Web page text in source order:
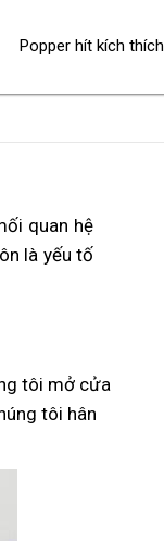
quan hệ
là yếu tố
tôi mở cửa
tôi hân
Popper hít kích thích